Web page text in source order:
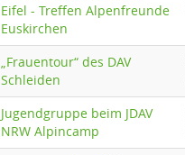
Eifel - Treffen Alpenfreunde
Euskirchen
„Frauentour“ des DAV
Schleiden
Jugendgruppe beim JDAV
NRW Alpincamp